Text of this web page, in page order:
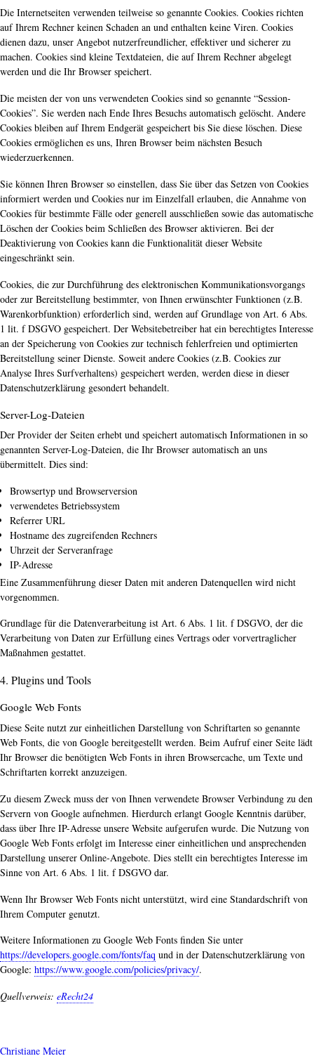
Die Internetseiten verwenden teilweise so genannte Cookies. Cookies richten
auf Ihrem Rechner keinen Schaden an und enthalten keine Viren. Cookies
dienen dazu, unser Angebot nutzerfreundlicher, effektiver und sicherer zu
machen. Cookies sind kleine Textdateien, die auf Ihrem Rechner abgelegt
werden und die Ihr Browser speichert.
Die meisten der von uns verwendeten Cookies sind so genannte “Session-
Cookies”. Sie werden nach Ende Ihres Besuchs automatisch gelöscht. Andere
Cookies bleiben auf Ihrem Endgerät gespeichert bis Sie diese löschen. Diese
Cookies ermöglichen es uns, Ihren Browser beim nächsten Besuch
wiederzuerkennen.
Sie können Ihren Browser so einstellen, dass Sie über das Setzen von Cookies
informiert werden und Cookies nur im Einzelfall erlauben, die Annahme von
Cookies für bestimmte Fälle oder generell ausschließen sowie das automatische
Löschen der Cookies beim Schließen des Browser aktivieren. Bei der
Deaktivierung von Cookies kann die Funktionalität dieser Website
eingeschränkt sein.
Cookies, die zur Durchführung des elektronischen Kommunikationsvorgangs
oder zur Bereitstellung bestimmter, von Ihnen erwünschter Funktionen (z.B.
Warenkorbfunktion) erforderlich sind, werden auf Grundlage von Art. 6 Abs.
1 lit. f DSGVO gespeichert. Der Websitebetreiber hat ein berechtigtes Interesse
an der Speicherung von Cookies zur technisch fehlerfreien und optimierten
Bereitstellung seiner Dienste. Soweit andere Cookies (z.B. Cookies zur
Analyse Ihres Surfverhaltens) gespeichert werden, werden diese in dieser
Datenschutzerklärung gesondert behandelt.
Server-Log-Dateien
Der Provider der Seiten erhebt und speichert automatisch Informationen in so
genannten Server-Log-Dateien, die Ihr Browser automatisch an uns
übermittelt. Dies sind:
Browsertyp und Browserversion
verwendetes Betriebssystem
Referrer URL
Hostname des zugreifenden Rechners
Uhrzeit der Serveranfrage
IP-Adresse
Eine Zusammenführung dieser Daten mit anderen Datenquellen wird nicht
vorgenommen.
Grundlage für die Datenverarbeitung ist Art. 6 Abs. 1 lit. f DSGVO, der die
Verarbeitung von Daten zur Erfüllung eines Vertrags oder vorvertraglicher
Maßnahmen gestattet.
4. Plugins und Tools
Google Web Fonts
Diese Seite nutzt zur einheitlichen Darstellung von Schriftarten so genannte
Web Fonts, die von Google bereitgestellt werden. Beim Aufruf einer Seite lädt
Ihr Browser die benötigten Web Fonts in ihren Browsercache, um Texte und
Schriftarten korrekt anzuzeigen.
Zu diesem Zweck muss der von Ihnen verwendete Browser Verbindung zu den
Servern von Google aufnehmen. Hierdurch erlangt Google Kenntnis darüber,
dass über Ihre IP-Adresse unsere Website aufgerufen wurde. Die Nutzung von
Google Web Fonts erfolgt im Interesse einer einheitlichen und ansprechenden
Darstellung unserer Online-Angebote. Dies stellt ein berechtigtes Interesse im
Sinne von Art. 6 Abs. 1 lit. f DSGVO dar.
Wenn Ihr Browser Web Fonts nicht unterstützt, wird eine Standardschrift von
Ihrem Computer genutzt.
Weitere Informationen zu Google Web Fonts finden Sie unter
https://developers.google.com/fonts/faq und in der Datenschutzerklärung von
Google: https://www.google.com/policies/privacy/.
Quellverweis: eRecht24
Christiane Meier